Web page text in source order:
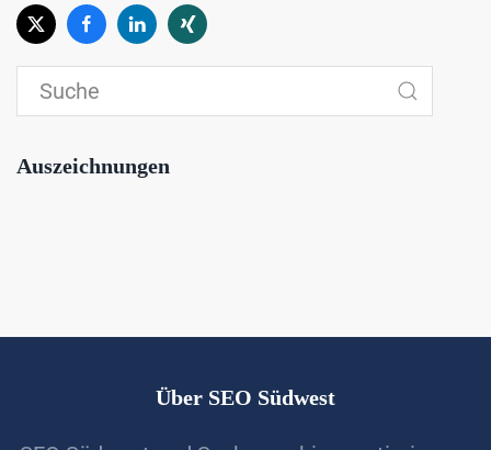
Auszeichnungen
Über SEO Südwest